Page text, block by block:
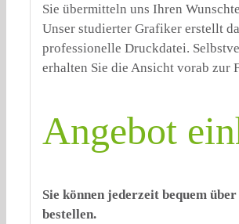
Sie übermitteln uns Ihren
Unser studierter Grafiker erstellt
professionelle Druckdatei.
erhalten Sie die Ansicht vorab zur
Angebot
Sie können jederzeit bequem über
bestellen.